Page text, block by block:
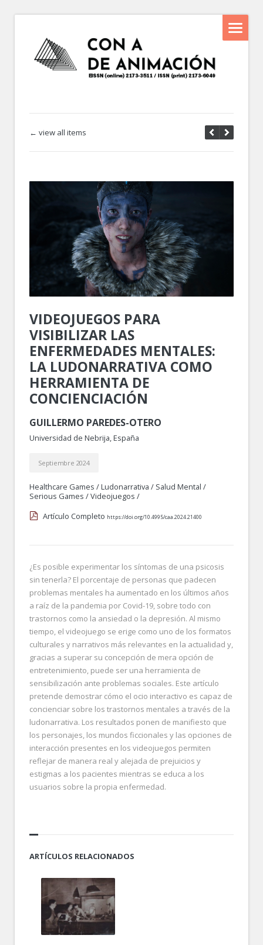
← view all items
VIDEOJUEGOS PARA
VISIBILIZAR LAS
ENFERMEDADES MENTALES:
LA LUDONARRATIVA COMO
HERRAMIENTA DE
CONCIENCIACIÓN
GUILLERMO PAREDES-OTERO
Universidad de Nebrija, España
Septiembre 2024
Healthcare Games /Ludonarrativa / Salud Mental /
Serious Games /Videojuegos /
Artículo Completo https://doi.org/10.4995/caa.2024.21400
¿Es posible experimentar los síntomas de una psicosis
sin tenerla? El porcentaje de personas que padecen
problemas mentales ha aumentado en los últimos años
a raíz de la pandemia por Covid-19, sobre todo con
trastornos como la ansiedad o la depresión. Al mismo
tiempo, el videojuego se erige como uno de los formatos
culturales y narrativos más relevantes en la actualidad y,
gracias a superar su concepción de mera opción de
entretenimiento, puede ser una herramienta de
sensibilización ante problemas sociales. Este artículo
pretende demostrar cómo el ocio interactivo es capaz de
concienciar sobre los trastornos mentales a través de la
ludonarrativa. Los resultados ponen de manifiesto que
los personajes, los mundos ficcionales y las opciones de
interacción presentes en los videojuegos permiten
reflejar de manera real y alejada de prejuicios y
estigmas a los pacientes mientras se educa a los
usuarios sobre la propia enfermedad.
ARTÍCULOS RELACIONADOS